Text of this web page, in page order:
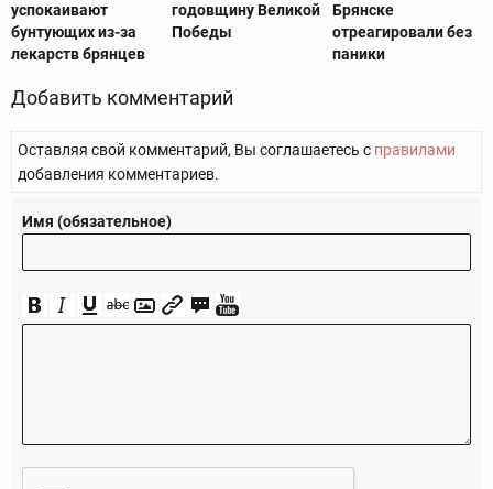
успокаивают
бунтующих из-за
лекарств брянцев
годовщину Великой
Победы
Брянске
отреагировали без
паники
Добавить комментарий
Оставляя свой комментарий, Вы соглашаетесь с правилами
добавления комментариев.
Имя (обязательное)